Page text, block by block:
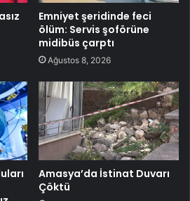
Emniyet şeridinde feci
ölüm: Servis şoförüne
midibüs çarptı
Ağustos 8, 2026
Amasya’da İstinat Duvarı
Çöktü